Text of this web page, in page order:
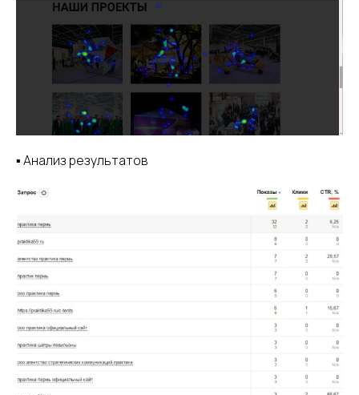
▪️ Анализ результатов